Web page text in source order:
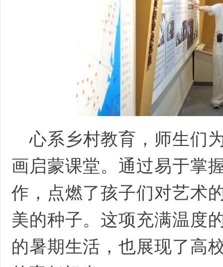
心系乡村教育，师生们
画启蒙课堂。通过易于掌
作，点燃了孩子们对艺术
美的种子。这项充满温度
的暑期生活，也展现了高